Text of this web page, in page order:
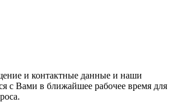
и контактные данные и наши
с Вами в ближайшее рабочее время для